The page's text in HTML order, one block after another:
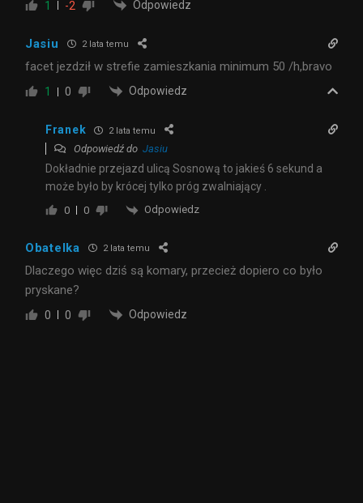
1 -2 Odpowiedz
Jasiu 2 lata temu
facet jezdził w strefie zamieszkania minimum 50 /h,bravo
1 0 Odpowiedz
Franek 2 lata temu
Odpowiedź do Jasiu
Dokładnie przejazd ulicą Sosnową to jakieś 6 sekund a
może było by krócej tylko próg zwalniający .
0 0 Odpowiedz
Obatelka 2 lata temu
Dlaczego więc dziś są komary, przecież dopiero co było
pryskane?
0 0 Odpowiedz